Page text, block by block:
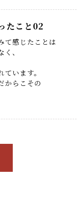
たこと02
て感じたことは
、
います。
からこその